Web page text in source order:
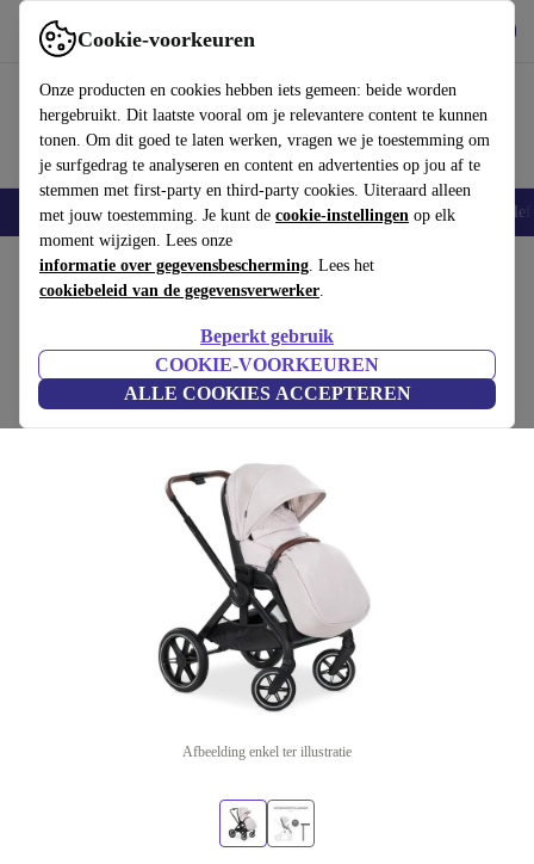
Cookie-voorkeuren
Onze producten en cookies hebben iets gemeen: beide worden
hergebruikt. Dit laatste vooral om je relevantere content te kunnen
tonen. Om dit goed te laten werken, vragen we je toestemming om
je surfgedrag te analyseren en content en advertenties op jou af te
stemmen met first-party en third-party cookies. Uiteraard alleen
met jouw toestemming. Je kunt de cookie-instellingen op elk
moment wijzigen. Lees onze
informatie over gegevensbescherming. Lees het
cookiebeleid van de gegevensverwerker.
Beperkt gebruik
COOKIE-VOORKEUREN
ALLE COOKIES ACCEPTEREN
Gebruik refurbed snel en eenvoudig
Smartphones Laptops Tablets Smartwatches Accessoires
Home Baby & kinderen Kinderwagens & Buggy's Buggy's
Hauck Walk N Care kinderwagen
beige
(Beoordelingen worden verzameld)
Afbeelding enkel ter illustratie